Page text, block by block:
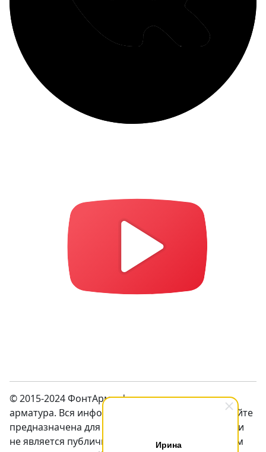
Ирина
© 2015-2024 ФонтАрм – фонтанная устьевая
арматура. Вся информация предсталенная на сайте
предназначена для ознакомления с продукцией и
не является публичной оффертой. Перед заказом